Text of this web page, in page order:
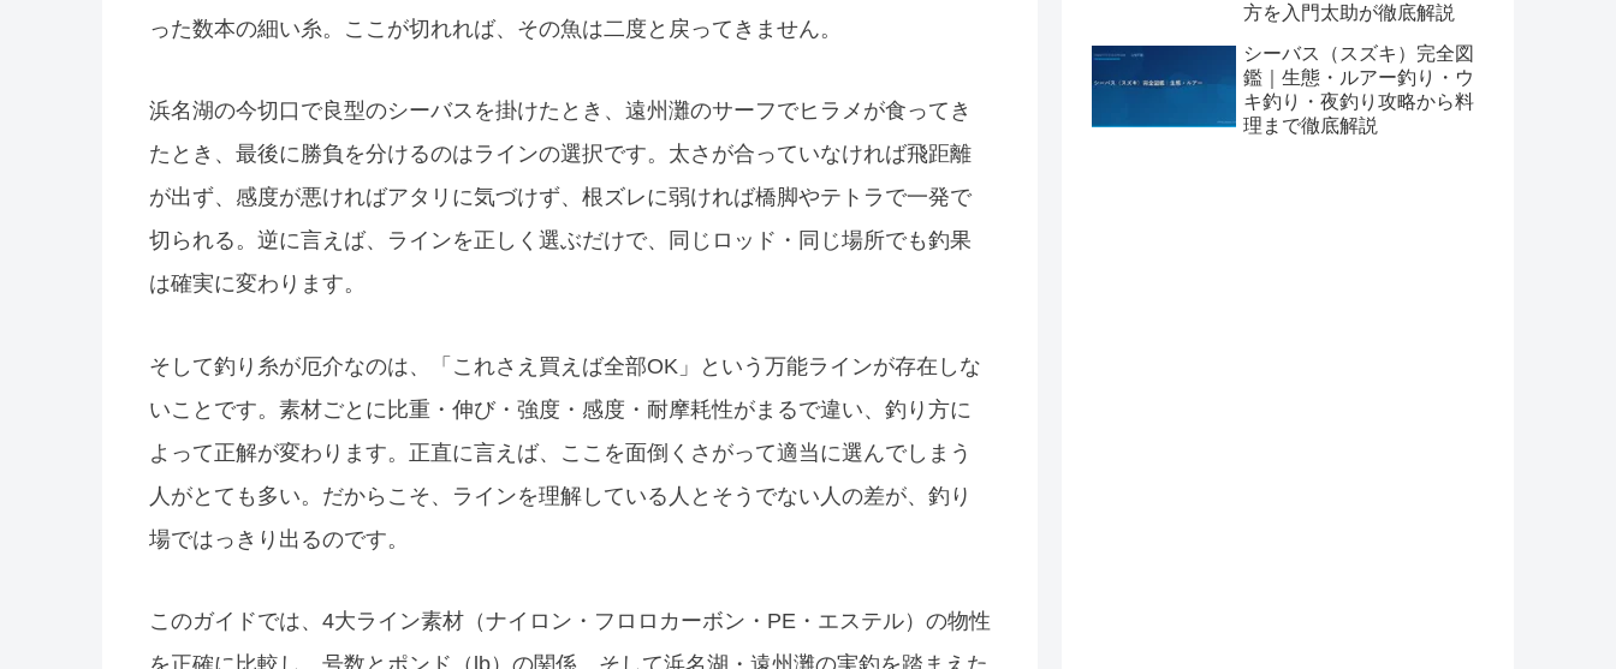
った数本の細い糸。ここが切れれば、その魚は二度と戻ってきません。
浜名湖の今切口で良型のシーバスを掛けたとき、遠州灘のサーフでヒラメが食ってき
たとき、最後に勝負を分けるのはラインの選択です。太さが合っていなければ飛距離
が出ず、感度が悪ければアタリに気づけず、根ズレに弱ければ橋脚やテトラで一発で
切られる。逆に言えば、ラインを正しく選ぶだけで、同じロッド・同じ場所でも釣果
は確実に変わります。
そして釣り糸が厄介なのは、「これさえ買えば全部OK」という万能ラインが存在しな
いことです。素材ごとに比重・伸び・強度・感度・耐摩耗性がまるで違い、釣り方に
よって正解が変わります。正直に言えば、ここを面倒くさがって適当に選んでしまう
人がとても多い。だからこそ、ラインを理解している人とそうでない人の差が、釣り
場ではっきり出るのです。
このガイドでは、4大ライン素材（ナイロン・フロロカーボン・PE・エステル）の物性
を正確に比較し、号数とポンド（lb）の関係、そして浜名湖・遠州灘の実釣を踏まえた
方を入門太助が徹底解説
シーバス（スズキ）完全図
鑑｜生態・ルアー釣り・ウ
キ釣り・夜釣り攻略から料
理まで徹底解説